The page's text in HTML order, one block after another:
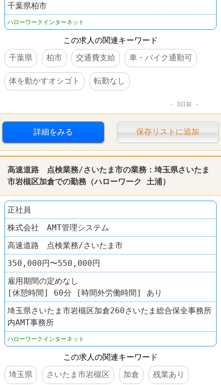
千葉県柏市
ハローワークインターネット
この求人の関連キーワード
千葉県
柏市 交通費支給 車・バイク通勤可
体を動かすオシゴト 転勤なし
3日前
詳細をみる 保存リストに追加
高速道路 点検業務/さいたま市の業務：埼玉県さいたま
市岩槻区加倉での勤務（ハローワーク 土浦）
正社員
株式会社 AMT管理システム
高速道路 点検業務/さいたま市
350,000円〜550,000円
雇用期間の定めなし
[休憩時間] 60分 [時間外労働時間] あり
埼玉県さいたま市岩槻区加倉260さいたま総合保全事務所
内AMT事務所
ハローワークインターネット
この求人の関連キーワード
埼玉県
さいたま市岩槻区 加倉 残業あり